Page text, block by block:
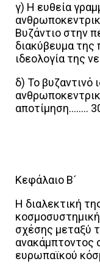
γ) Η ευθεία
Βυζάντιο στην
διακύβευμα της
ιδεολογία της
δ) Το βυζαντινό
αποτίμηση……..
Κεφάλαιο Β´
Η διαλεκτική
σχέσης μεταξύ
ανακάμπτοντος
ευρωπαϊκού